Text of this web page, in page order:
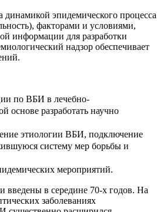
динамикой эпидемического процесса
факторами и условиями,
информации для разработки
надзор обеспечивает
по ВБИ в лечебно-
основе разработать научно
этиологии ВБИ, подключение
систему мер борьбы и
мероприятий.
введены в середине 70-х годов. На
заболеваниях